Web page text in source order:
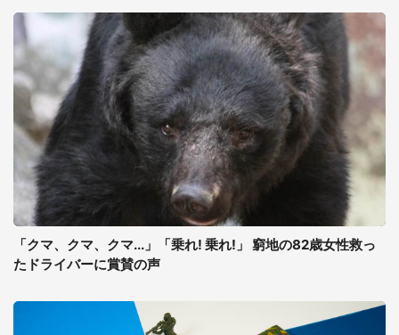
「クマ、クマ、クマ...」「乗れ! 乗れ!」 窮地の82歳女性救っ
たドライバーに賞賛の声